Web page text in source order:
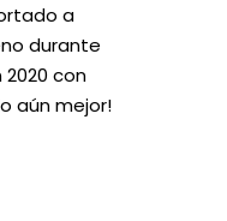
a
durante
2020 con
aún mejor!